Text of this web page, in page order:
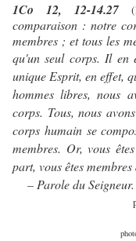
1Co 12, 12-14.27
comparaison : notre
membres ; et tous les
qu'un seul corps. Il en
unique Esprit, en effet,
hommes libres, nous
corps. Tous, nous
corps humain se
membres. Or, vous
part, vous êtes membres
– Parole du Seigneur.